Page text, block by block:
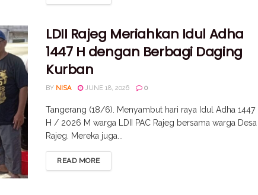
LDII Rajeg Meriahkan Idul Adha
1447 H dengan Berbagi Daging
Kurban
BY NISA JUNE 18, 2026 0
Tangerang (18/6). Menyambut hari raya Idul Adha 1447
H / 2026 M warga LDII PAC Rajeg bersama warga Desa
Rajeg. Mereka juga...
READ MORE